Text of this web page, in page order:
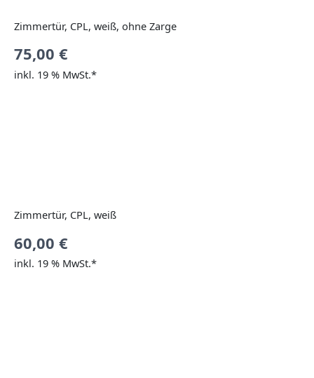
Zimmertür, CPL, weiß, ohne Zarge
75,00 €
inkl. 19 % MwSt.*
Zimmertür, CPL, weiß
60,00 €
inkl. 19 % MwSt.*